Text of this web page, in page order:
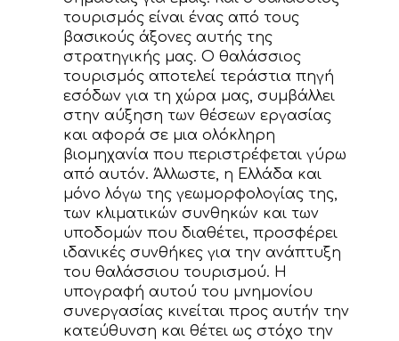
τουρισμός είναι ένας από τους
βασικούς άξονες αυτής της
στρατηγικής μας. Ο θαλάσσιος
τουρισμός αποτελεί τεράστια πηγή
εσόδων για τη χώρα μας, συμβάλλει
στην αύξηση των θέσεων εργασίας
και αφορά σε μια ολόκληρη
βιομηχανία που περιστρέφεται γύρω
από αυτόν. Άλλωστε, η Ελλάδα και
μόνο λόγω της γεωμορφολογίας της,
των κλιματικών συνθηκών και των
υποδομών που διαθέτει, προσφέρει
ιδανικές συνθήκες για την ανάπτυξη
του θαλάσσιου τουρισμού. Η
υπογραφή αυτού του μνημονίου
συνεργασίας κινείται προς αυτήν την
κατεύθυνση και θέτει ως στόχο την